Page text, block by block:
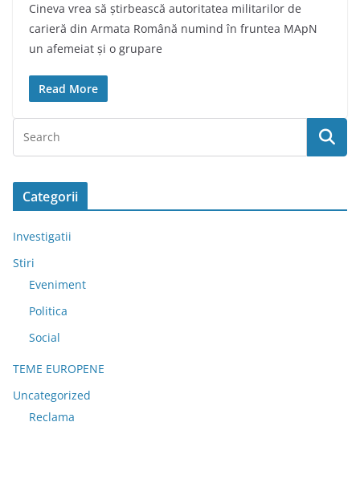
Cineva vrea să știrbească autoritatea militarilor de
carieră din Armata Română numind în fruntea MApN
un afemeiat și o grupare
Read More
Categorii
Investigatii
Stiri
Eveniment
Politica
Social
TEME EUROPENE
Uncategorized
Reclama